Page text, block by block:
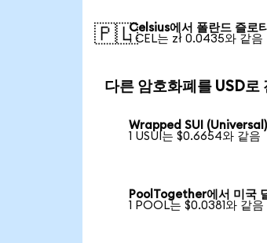
🇵🇱Celsius에서 폴란드 즐로티
1 CEL는 zł 0.0435와 같음
다른 암호화폐를 USD로
Wrapped SUI (Universal)
1 USUI는 $0.6654와 같음
PoolTogether에서 미국
1 POOL는 $0.0381와 같음